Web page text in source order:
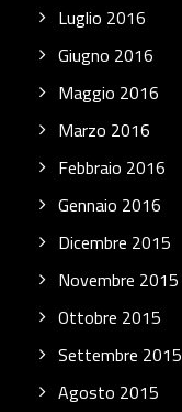
Luglio 2016
Giugno 2016
Maggio 2016
Marzo 2016
Febbraio 2016
Gennaio 2016
Dicembre 2015
Novembre 2015
Ottobre 2015
Settembre 2015
Agosto 2015